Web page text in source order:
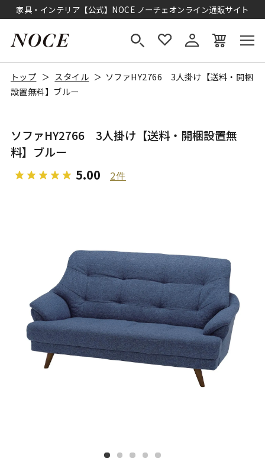
家具・インテリア【公式】NOCE ノーチェオンライン通販サイト
トップ スタイル
ソファHY2766 3人掛け【送料・開梱
設置無料】ブルー
ソファHY2766 3人掛け【送料・開梱設置無
料】ブルー
5.00 2件